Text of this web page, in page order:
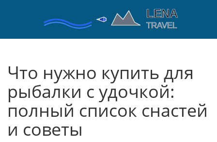
Что нужно купить для
рыбалки с удочкой:
полный список снастей
и советы